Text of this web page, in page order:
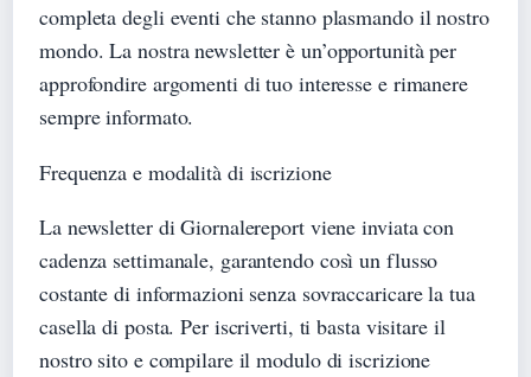
completa degli eventi che stanno plasmando il nostro
mondo. La nostra newsletter è un’opportunità per
approfondire argomenti di tuo interesse e rimanere
sempre informato.
Frequenza e modalità di iscrizione
La newsletter di Giornalereport viene inviata con
cadenza settimanale, garantendo così un flusso
costante di informazioni senza sovraccaricare la tua
casella di posta. Per iscriverti, ti basta visitare il
nostro sito e compilare il modulo di iscrizione